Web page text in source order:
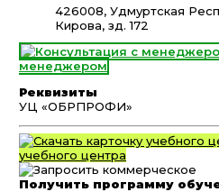
426008, Удмуртская
Кирова, зд. 172
менеджером
Реквизиты
УЦ «ОБРПРОФИ»
учебного центра
Получить программу